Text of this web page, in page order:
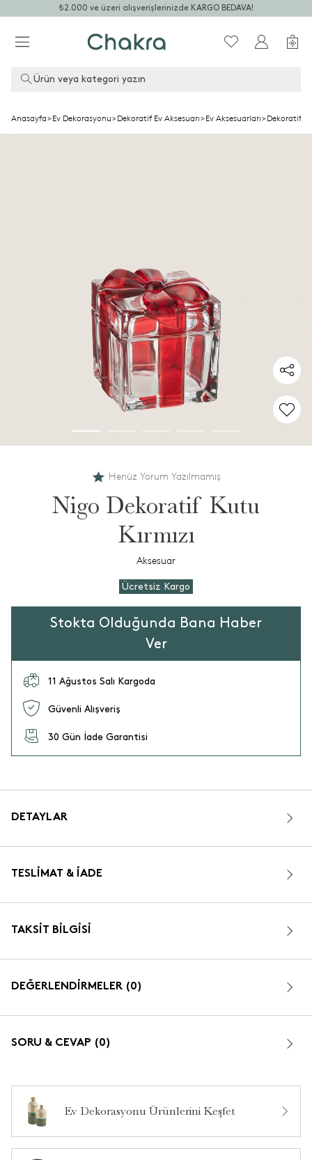
₺2.000 ve üzeri alışverişlerinizde KARGO BEDAVA!
Ürün veya kategori yazın
Anasayfa>Ev Dekorasyonu>Dekoratif Ev Aksesuarı>Ev Aksesuarları>Dekoratif
Henüz Yorum Yazılmamış
Nigo Dekoratif Kutu
Kırmızı
Aksesuar
Ücretsiz Kargo
Stokta Olduğunda Bana Haber
Ver
11 Ağustos Salı Kargoda
Güvenli Alışveriş
30 Gün İade Garantisi
DETAYLAR
TESLIMAT & İADE
TAKSIT BILGISI
DEĞERLENDİRMELER (0)
SORU & CEVAP (0)
Ev Dekorasyonu Ürünlerini Keşfet